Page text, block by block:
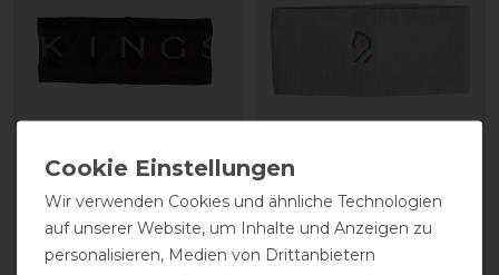
15,95 € *
Wir verwenden Cookies und ähnliche Technologien
auf unserer Website, um Inhalte und Anzeigen zu
personalisieren, Medien von Drittanbietern